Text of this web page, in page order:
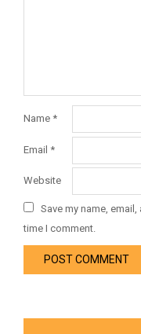
Name *
Email *
Website
Save my name,
time I comment.